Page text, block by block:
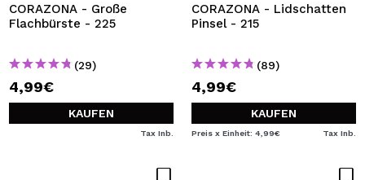
CORAZONA - Große
Flachbürste - 225
(29)
4,99€
KAUFEN
Tax Inb.
CORAZONA - Lidschatten
Pinsel - 215
(89)
4,99€
KAUFEN
Preis x Einheit: 4,99€ Tax Inb.